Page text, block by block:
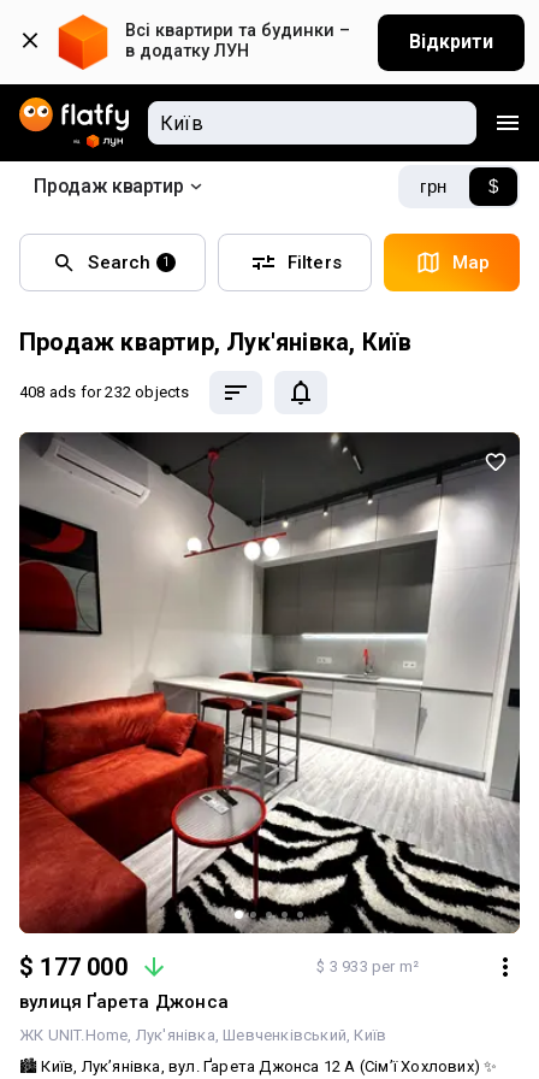
Всі квартири та будинки –
в додатку ЛУН
Відкрити
Продаж квартир грн $
Search 1 Filters Map
Продаж квартир, Лук'янівка, Київ
408 ads for 232 objects
$ 177 000 $ 3 933 per m²
вулиця Ґарета Джонса
ЖК UNIT.Home Лук'янівка Шевченківський Київ
🏙️ Київ, Лук’янівка, вул. Ґарета Джонса 12 А (Сім’ї Хохлових) ✨